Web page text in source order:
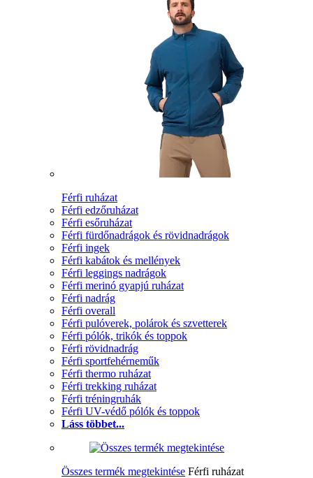
Férfi ruházat
Férfi edzőruházat
Férfi esőruházat
Férfi fürdőnadrágok és rövidnadrágok
Férfi ingek
Férfi kabátok és mellények
Férfi leggings nadrágok
Férfi merinó gyapjú ruházat
Férfi nadrág
Férfi overall
Férfi pulóverek, polárok és szvetterek
Férfi pólók, trikók és toppok
Férfi rövidnadrág
Férfi sportfehérneműk
Férfi thermo ruházat
Férfi trekking ruházat
Férfi tréningruhák
Férfi UV-védő pólók és toppok
Láss többet...
Összes termék megtekintése Férfi ruházat